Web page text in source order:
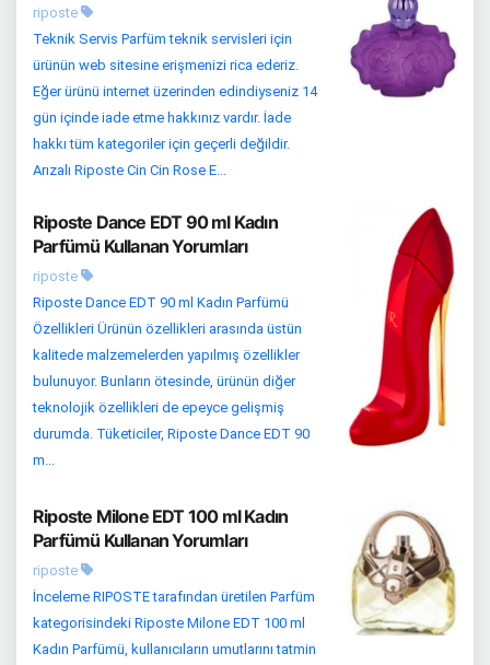
riposte
Teknik Servis Parfüm teknik servisleri için
ürünün web sitesine erişmenizi rica ederiz.
Eğer ürünü internet üzerinden edindiyseniz 14
gün içinde iade etme hakkınız vardır. İade
hakkı tüm kategoriler için geçerli değildir.
Arızalı Riposte Cin Cin Rose E...
Riposte Dance EDT 90 ml Kadın
Parfümü Kullanan Yorumları
riposte
Riposte Dance EDT 90 ml Kadın Parfümü
Özellikleri Ürünün özellikleri arasında üstün
kalitede malzemelerden yapılmış özellikler
bulunuyor. Bunların ötesinde, ürünün diğer
teknolojik özellikleri de epeyce gelişmiş
durumda. Tüketiciler, Riposte Dance EDT 90
m...
Riposte Milone EDT 100 ml Kadın
Parfümü Kullanan Yorumları
riposte
İnceleme RIPOSTE tarafından üretilen Parfüm
kategorisindeki Riposte Milone EDT 100 ml
Kadın Parfümü, kullanıcıların umutlarını tatmin